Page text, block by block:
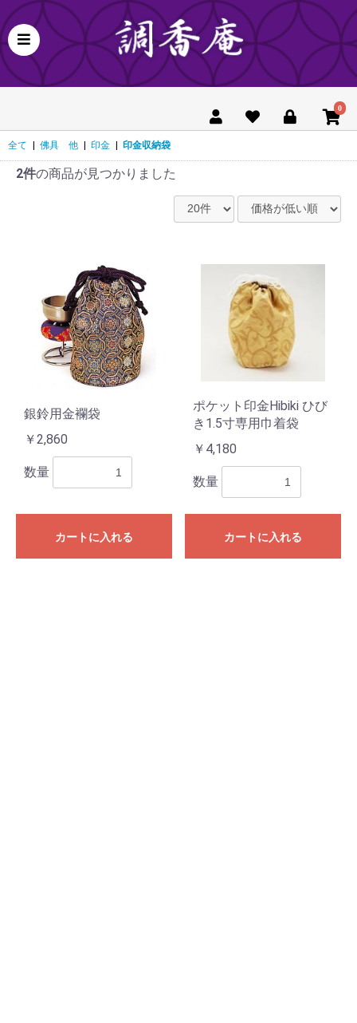
0
全て | 佛具 他 | 印金 | 印金収納袋
2件の商品が見つかりました
銀鈴用金襴袋
￥2,860
数量
カートに入れる
ポケット印金Hibiki ひび
き1.5寸専用巾着袋
￥4,180
数量
カートに入れる